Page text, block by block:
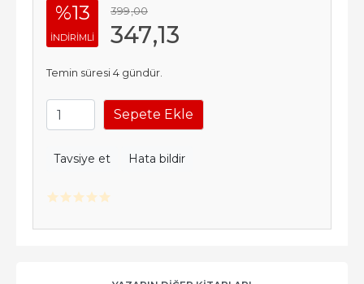
%13
INDIRIMLI
399,00
347,13
Temin süresi 4 gündür.
Sepete Ekle
Tavsiye et Hata bildir